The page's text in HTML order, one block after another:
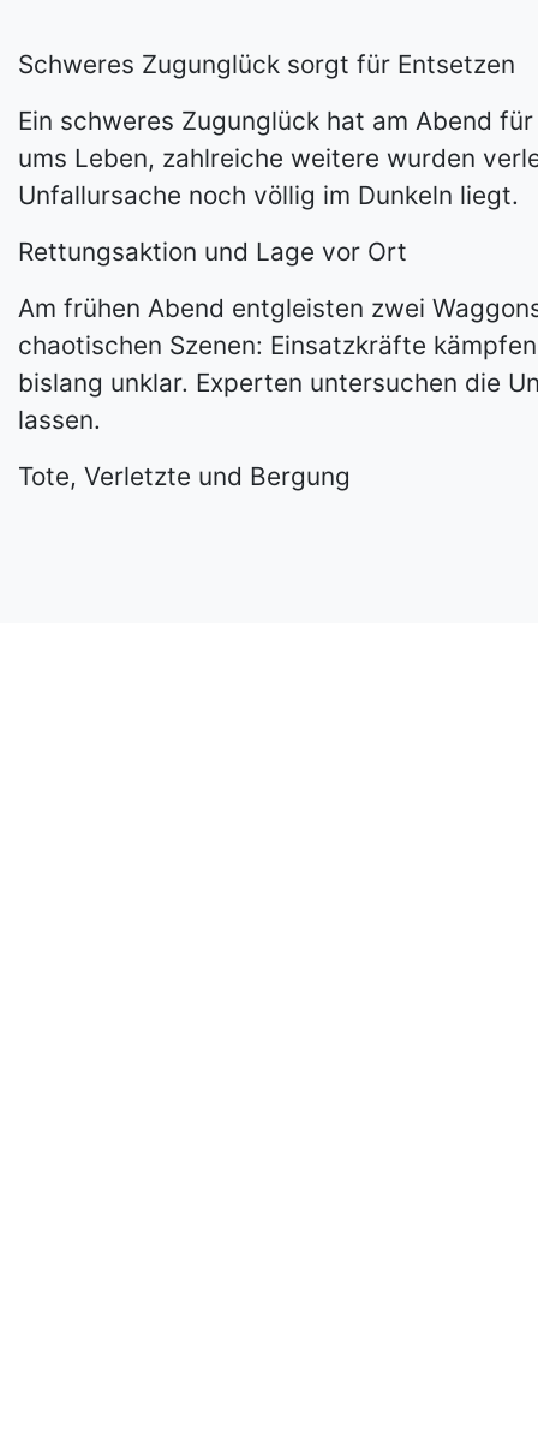
Schweres Zugunglück sorgt für Entsetzen
Ein schweres Zugunglück hat am Abend
ums Leben, zahlreiche weitere wurden
Unfallursache noch völlig im Dunkeln liegt.
Rettungsaktion und Lage vor Ort
Am frühen Abend entgleisten zwei
chaotischen Szenen: Einsatzkräfte
bislang unklar. Experten untersuchen die
lassen.
Tote, Verletzte und Bergung